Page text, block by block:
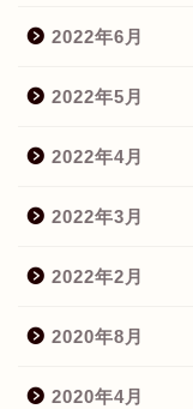
2022年6月
2022年5月
2022年4月
2022年3月
2022年2月
2020年8月
2020年4月